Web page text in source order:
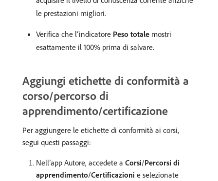
le prestazioni migliori.
Verifica che l’indicatore Peso totale mostri
esattamente il 100% prima di salvare.
Aggiungi etichette di conformità a
corso/percorso di
apprendimento/certificazione
Per aggiungere le etichette di conformità ai corsi,
segui questi passaggi:
Nell’app Autore, accedete a Corsi/Percorsi di
apprendimento/Certificazioni e selezionate